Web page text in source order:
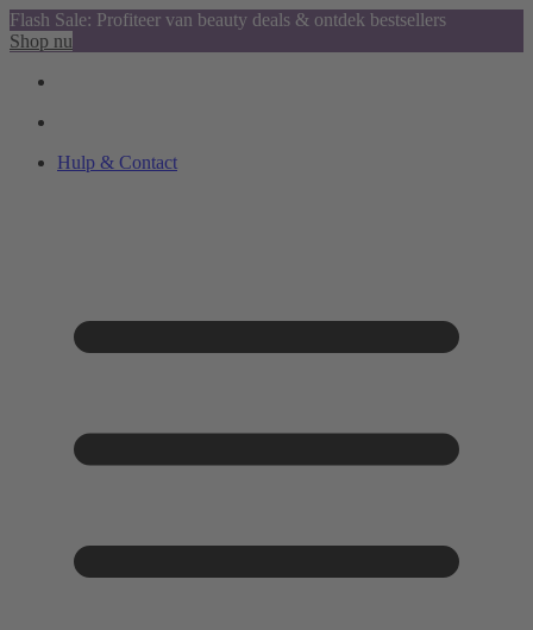
Flash Sale: Profiteer van beauty deals & ontdek bestsellers
Shop nu
Hulp & Contact